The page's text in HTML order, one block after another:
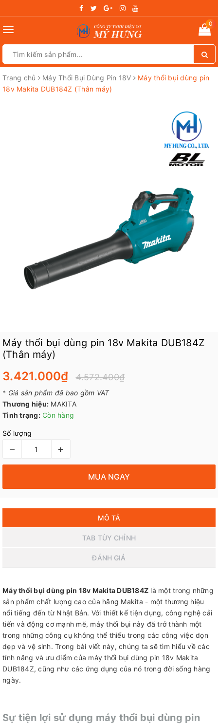
Toggle
0
Trang chủ Máy Thổi Bụi Dùng Pin 18V
Máy thổi bụi dùng pin
18v Makita DUB184Z (Thân máy)
Máy thổi bụi dùng pin 18v Makita DUB184Z
(Thân máy)
3.421.000₫ 4.572.400₫
* Giá sản phẩm đã bao gồm VAT
Thương hiệu: MAKITA
Tình trạng: Còn hàng
Số lượng
– +
MUA NGAY
MÔ TẢ
TAB TÙY CHỈNH
ĐÁNH GIÁ
Máy thổi bụi dùng pin 18v Makita DUB184Z là một trong những
sản phẩm chất lượng cao của hãng Makita - một thương hiệu
nổi tiếng đến từ Nhật Bản. Với thiết kế tiện dụng, công nghệ cải
tiến và động cơ mạnh mẽ, máy thổi bụi này đã trở thành một
trong những công cụ không thể thiếu trong các công việc dọn
dẹp và vệ sinh. Trong bài viết này, chúng ta sẽ tìm hiểu về các
tính năng và ưu điểm của máy thổi bụi dùng pin 18v Makita
DUB184Z, cũng như các ứng dụng của nó trong đời sống hàng
ngày.
Sự tiện lợi sử dụng máy thổi bụi dùng pin